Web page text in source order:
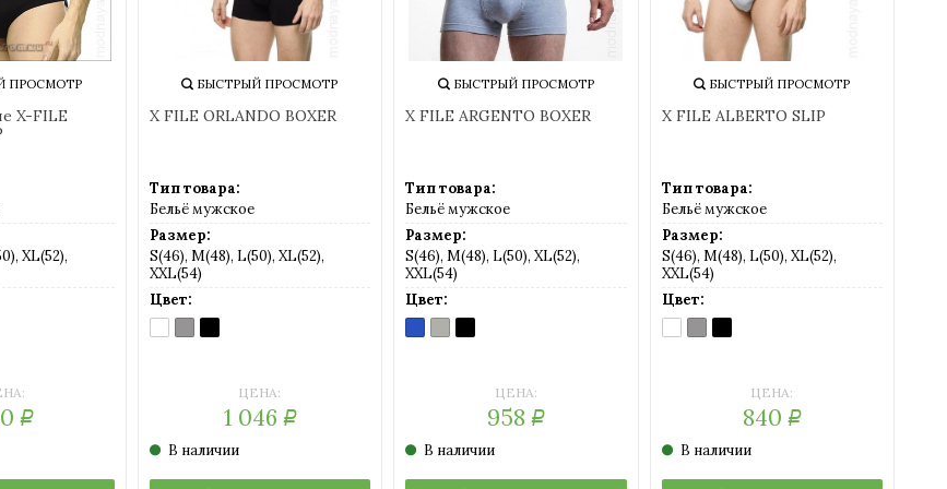
ПРОСМОТР
X-FILE
XL(52),
Р
БЫСТРЫЙ ПРОСМОТР
X FILE ORLANDO BOXER
Тип товара:
Бельё мужское
Размер:
S(46), M(48), L(50), XL(52),
XXL(54)
Цвет:
BIANCO
(белый)
GRIGIO
(серый)
NERO
(черный)
ЦЕНА:
1 046 Р
В наличии
БЫСТРЫЙ ПРОСМОТР
X FILE ARGENTO BOXER
Тип товара:
Бельё мужское
Размер:
S(46), M(48), L(50), XL(52),
XXL(54)
Цвет:
BLU
MELANGE
GRIGIO
MELANGE
NERO
MEL.
ЦЕНА:
958Р
В наличии
БЫСТРЫЙ ПРОСМОТР
X FILE ALBERTO SLIP
Тип товара:
Бельё мужское
Размер:
S(46), M(48), L(50), XL(52),
XXL(54)
Цвет:
BIANCO
(белый)
GRIGIO
(серый)
NERO
(черный)
ЦЕНА:
840Р
В наличии